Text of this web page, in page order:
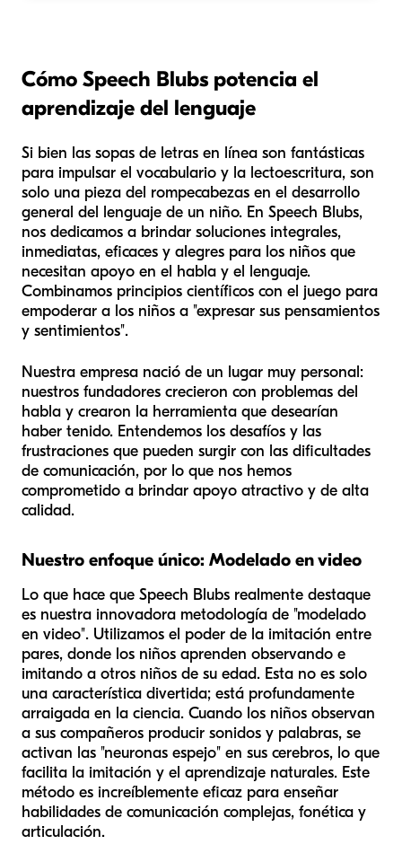
Cómo Speech Blubs potencia el
aprendizaje del lenguaje
Si bien las sopas de letras en línea son fantásticas
para impulsar el vocabulario y la lectoescritura, son
solo una pieza del rompecabezas en el desarrollo
general del lenguaje de un niño. En Speech Blubs,
nos dedicamos a brindar soluciones integrales,
inmediatas, eficaces y alegres para los niños que
necesitan apoyo en el habla y el lenguaje.
Combinamos principios científicos con el juego para
empoderar a los niños a "expresar sus pensamientos
y sentimientos".
Nuestra empresa nació de un lugar muy personal:
nuestros fundadores crecieron con problemas del
habla y crearon la herramienta que desearían
haber tenido. Entendemos los desafíos y las
frustraciones que pueden surgir con las dificultades
de comunicación, por lo que nos hemos
comprometido a brindar apoyo atractivo y de alta
calidad.
Nuestro enfoque único: Modelado en video
Lo que hace que Speech Blubs realmente destaque
es nuestra innovadora metodología de "modelado
en video". Utilizamos el poder de la imitación entre
pares, donde los niños aprenden observando e
imitando a otros niños de su edad. Esta no es solo
una característica divertida; está profundamente
arraigada en la ciencia. Cuando los niños observan
a sus compañeros producir sonidos y palabras, se
activan las "neuronas espejo" en sus cerebros, lo que
facilita la imitación y el aprendizaje naturales. Este
método es increíblemente eficaz para enseñar
habilidades de comunicación complejas, fonética y
articulación.